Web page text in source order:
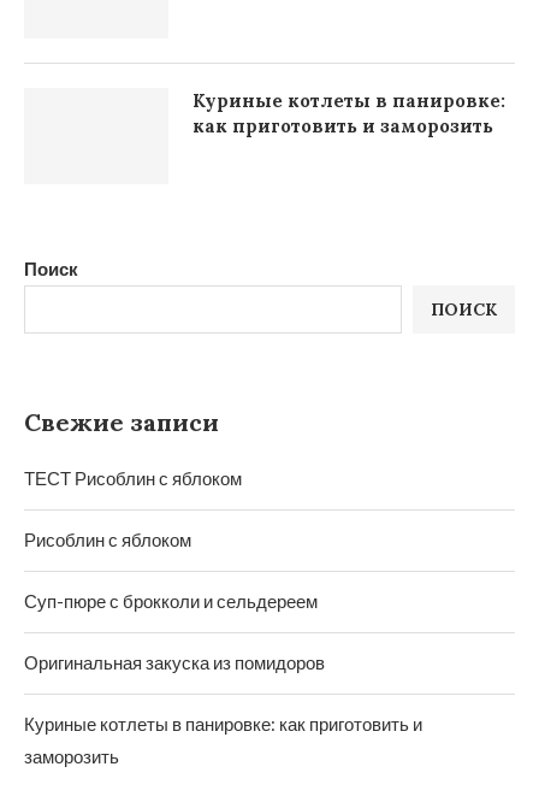
Поиск
ПОИСК
Свежие записи
ТЕСТ Рисоблин с яблоком
Рисоблин с яблоком
Суп-пюре с брокколи и сельдереем
Оригинальная закуска из помидоров
Куриные котлеты в панировке: как приготовить и
заморозить
Куриные котлеты в панировке:
как приготовить и заморозить